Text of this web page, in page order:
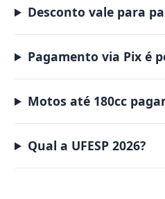
Desconto vale para
Pagamento via Pix é
Motos até 180cc
Qual a UFESP 2026?